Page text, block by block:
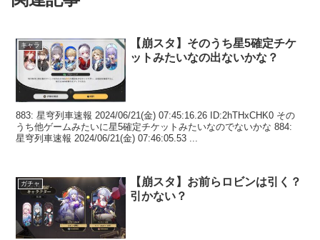
キャラ
【崩スタ】そのうち星5確定チケ
ットみたいなの出ないかな？
883: 星穹列車速報 2024/06/21(金) 07:45:16.26 ID:2hTHxCHK0 その
うち他ゲームみたいに星5確定チケットみたいなのでないかな 884:
星穹列車速報 2024/06/21(金) 07:46:05.53 ...
ガチャ
【崩スタ】お前らロビンは引く？
引かない？